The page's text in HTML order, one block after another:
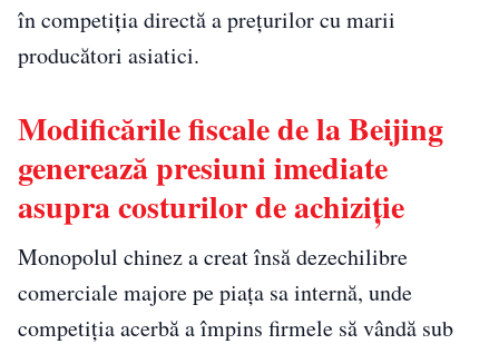
în competiția directă a prețurilor cu marii
producători asiatici.
Modificările fiscale de la Beijing
generează presiuni imediate
asupra costurilor de achiziție
Monopolul chinez a creat însă dezechilibre
comerciale majore pe piața sa internă, unde
competiția acerbă a împins firmele să vândă sub